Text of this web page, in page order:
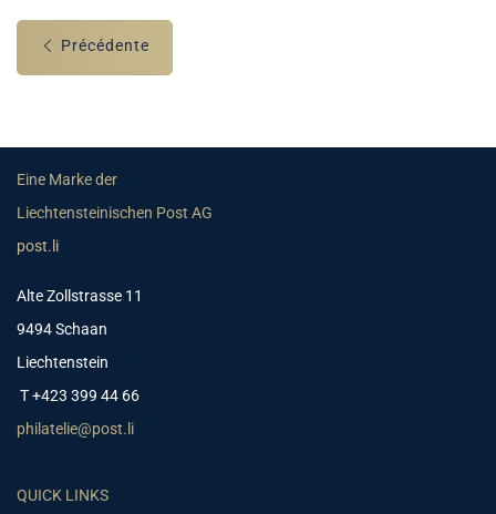
Précédente
Eine Marke der
Liechtensteinischen Post AG
post.li
Alte Zollstrasse 11
9494 Schaan
Liechtenstein
T +423 399 44 66
philatelie@post.li
QUICK LINKS